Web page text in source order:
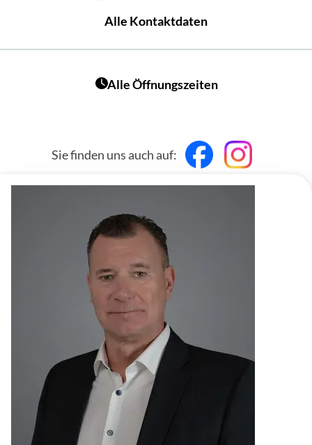
Alle Kontaktdaten
Alle Öffnungszeiten
Sie finden uns auch auf: